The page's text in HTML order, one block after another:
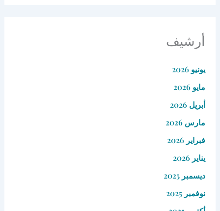
أرشيف
يونيو 2026
مايو 2026
أبريل 2026
مارس 2026
فبراير 2026
يناير 2026
ديسمبر 2025
نوفمبر 2025